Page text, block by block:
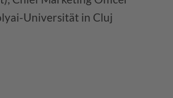
Universität in Cluj